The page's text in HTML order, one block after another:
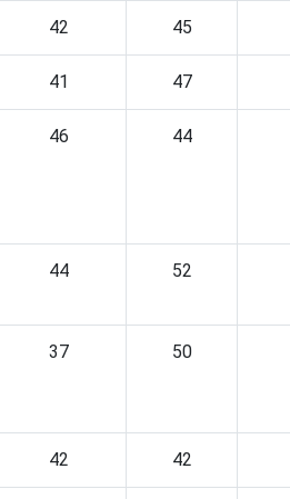
42 45
41 47
46 44
44 52
37 50
42 42